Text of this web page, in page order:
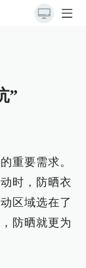
”
重要需求。
时，防晒衣
区域选在了
防晒就更为